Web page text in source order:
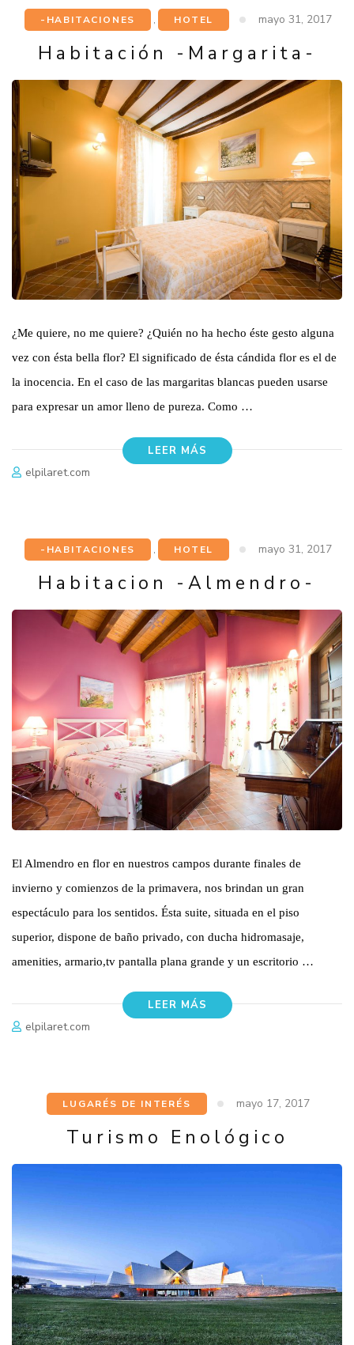
-HABITACIONES , HOTEL mayo 31, 2017
Habitación -Margarita-
¿Me quiere, no me quiere? ¿Quién no ha hecho éste gesto alguna
vez con ésta bella flor? El significado de ésta cándida flor es el de
la inocencia. En el caso de las margaritas blancas pueden usarse
para expresar un amor lleno de pureza. Como …
LEER MÁS
elpilaret.com
-HABITACIONES , HOTEL mayo 31, 2017
Habitacion -Almendro-
El Almendro en flor en nuestros campos durante finales de
invierno y comienzos de la primavera, nos brindan un gran
espectáculo para los sentidos. Ésta suite, situada en el piso
superior, dispone de baño privado, con ducha hidromasaje,
amenities, armario,tv pantalla plana grande y un escritorio …
LEER MÁS
elpilaret.com
LUGARÉS DE INTERÉS mayo 17, 2017
Turismo Enológico